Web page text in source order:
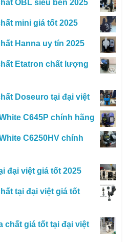
OBL siêu bền 2025
mini giá tốt 2025
Hanna uy tín 2025
Etatron chất lượng
Doseuro tại đại việt
C645P chính hãng
C6250HV chính
đại việt giá tốt 2025
tại đại việt giá tốt
chất giá tốt tại đại việt